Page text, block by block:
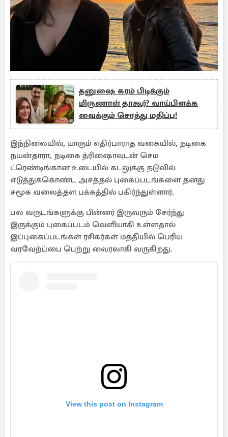
தனுஷை கரம் பிடிக்கும்
மிருணாள் தாகூர்? வாய்பிளக்க
வைக்கும் சொத்து மதிப்பு!
இந்நிலையில், யாரும் எதிர்பாராத வகையில், நடிகை
நயன்தாரா, நடிகை த்ரிஷைாவுடன் செம
ட்ரெண்டிங்கான உடையில் கடலுக்கு நடுவில்
எடுத்துக்கொண்ட அசத்தல் புகைப்படங்களை தனது
சமூக வலைத்தள பக்கத்தில் பகிர்ந்துள்ளார்.
பல வருடங்களுக்கு பின்னர் இருவரும் சேர்ந்து
இருக்கும் புகைப்படம் வெளியாகி உள்ளதால்
இப்புகைப்படங்கள் ரசிகர்கள் மத்தியில் பெரிய
வரவேற்ப்பை பெற்று வைரலாகி வருகிறது.
View this post on Instagram